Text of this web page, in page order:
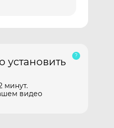
установить
минут.
видео